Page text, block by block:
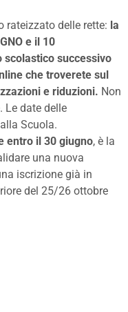
rateizzato delle rette: la
e il 10
scolastico successivo
che troverete sul
e riduzioni. Non
Le date delle
Scuola.
entro il 30 giugno, è la
una nuova
iscrizione già in
del 25/26 ottobre